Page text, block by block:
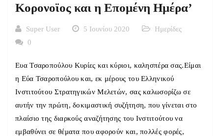
Κορονοϊος και η Επομένη Ημέρα’
Super User 5 Ιουνίου 2020
Ημερίδες
0
Ευα Τσαροπούλου Κυρίες και κύριοι, καλησπέρα σας.Είμαι
η Εύα Τσαροπούλου και, εκ μέρους του Ελληνικού
Ινστιτούτου Στρατηγικών Μελετών, σας καλωσορίζω σε
αυτήν την πρώτη, δοκιμαστική συζήτηση, που γίνεται στο
πλαίσιο της διαρκούς αναζήτησης του Ινστιτούτου να
εμβαθύνει σε θέματα που αφορούν και, πολλές φορές,